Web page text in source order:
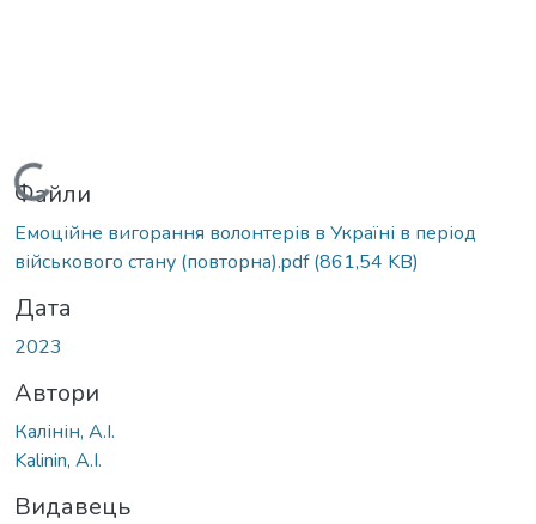
Вантажиться...
Файли
Емоційне вигорання волонтерів в Україні в період
військового стану (повторна).pdf(861,54 KB)
Дата
2023
Автори
Калінін, А.І.
Kalinin, A.I.
Видавець